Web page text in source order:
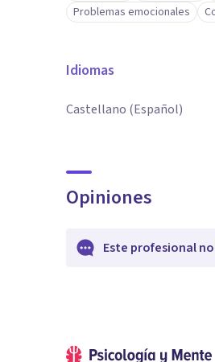
Problemas emocionales
Idiomas
Castellano (Español)
Opiniones
Este profesional